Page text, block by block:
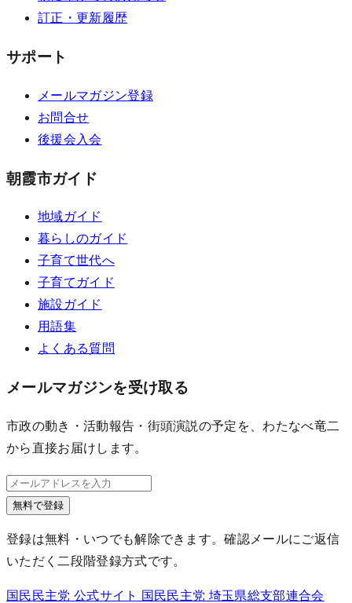
訂正・更新履歴
サポート
メールマガジン登録
お問合せ
後援会入会
朝霞市ガイド
地域ガイド
暮らしのガイド
子育て世代へ
子育てガイド
施設ガイド
用語集
よくある質問
メールマガジンを受け取る
市政の動き・活動報告・街頭演説の予定を、わたなべ竜二
から直接お届けします。
無料で登録
登録は無料・いつでも解除できます。確認メールにご返信
いただく二段階登録方式です。
国民民主党 公式サイト 国民民主党 埼玉県総支部連合会